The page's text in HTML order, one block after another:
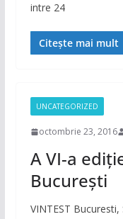
intre 24
Citește mai mult
UNCATEGORIZED
octombrie 23, 2016
A VI-a
București
VINTEST